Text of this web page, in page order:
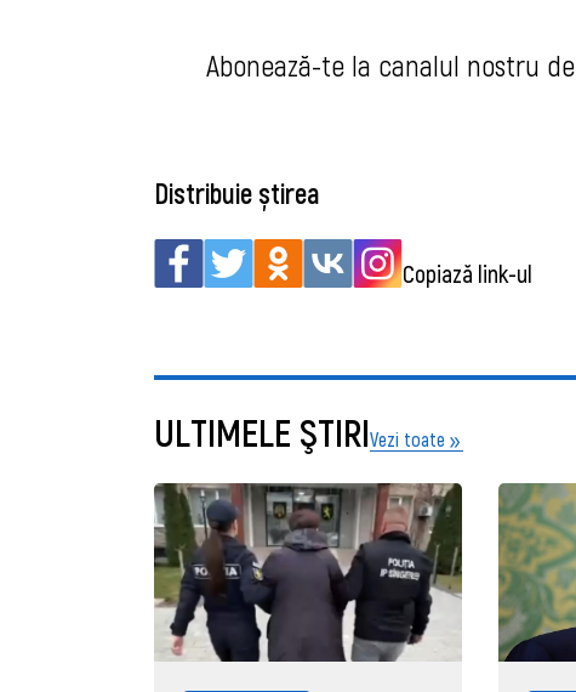
Abonează-te la canalul nostru de
Distribuie știrea
Copiază link-ul
ULTIMELE ŞTIRIVezi toate